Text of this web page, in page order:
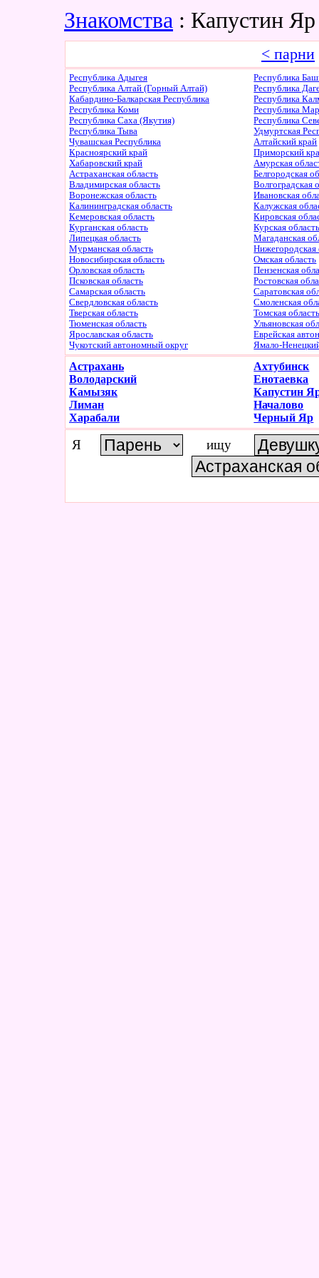
Знакомства : Капустин
< парни
Республика Адыгея
Республика
Республика Алтай (Горный Алтай)
Республика
Кабардино-Балкарская Республика
Республика
Республика Коми
Республика
Республика Саха (Якутия)
Республика
Республика Тыва
Удмуртская
Чувашская Республика
Алтайский край
Красноярский край
Приморский
Хабаровский край
Амурская
Астраханская область
Белгородская
Владимирская область
Волгоградская
Воронежская область
Ивановская
Калининградская область
Калужская
Кемеровская область
Кировская
Курганская область
Курская
Липецкая область
Магаданская
Мурманская область
Нижегородская
Новосибирская область
Омская область
Орловская область
Пензенская
Псковская область
Ростовская
Самарская область
Саратовская
Свердловская область
Смоленская
Тверская область
Томская
Тюменская область
Ульяновская
Ярославская область
Еврейская
Чукотский автономный округ
Ямало-
Астрахань
Ахтубинск
Володарский
Енотаевка
Камызяк
Капустин
Лиман
Началово
Харабали
Черный Яр
Я ищу